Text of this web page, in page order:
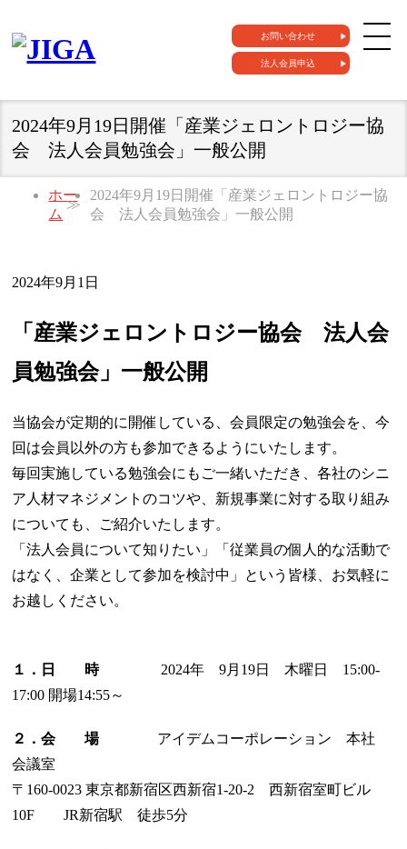
お問い合わせ
法人会員申込
2024年9月19日開催「産業ジェロントロジー協
会 法人会員勉強会」一般公開
ホー
ム
2024年9月19日開催「産業ジェロントロジー協
会 法人会員勉強会」一般公開
2024年9月1日
「産業ジェロントロジー協会 法人会
員勉強会」一般公開
当協会が定期的に開催している、会員限定の勉強会を、今
回は会員以外の方も参加できるようにいたします。
毎回実施している勉強会にもご一緒いただき、各社のシニ
ア人材マネジメントのコツや、新規事業に対する取り組み
についても、ご紹介いたします。
「法人会員について知りたい」「従業員の個人的な活動で
はなく、企業として参加を検討中」という皆様、お気軽に
お越しください。
１．日 時2024年 9月19日 木曜日 15:00-
17:00 開場14:55～
２．会 場 アイデムコーポレーション 本社
会議室
〒160-0023 東京都新宿区西新宿1-20-2 西新宿室町ビル
10F JR新宿駅 徒歩5分